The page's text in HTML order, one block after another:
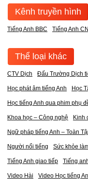
Kênh truyền hình
Tiếng Anh BBC Tiếng Anh
Thể loại khác
CTV Dịch Đấu Trường Dịch
Học phát âm tiếng Anh Học
Học tiếng Anh qua phim phụ
Khoa học – Công nghệ Kinh
Ngữ pháp tiếng Anh – Toàn
Người nổi tiếng Sức khỏe
Tiếng Anh giao tiếp Tiếng
Video Hài Video Học tiếng